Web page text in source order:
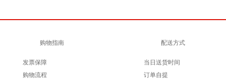
购物指南
发票保障
购物流程
配送方式
当日送货时间
订单自提